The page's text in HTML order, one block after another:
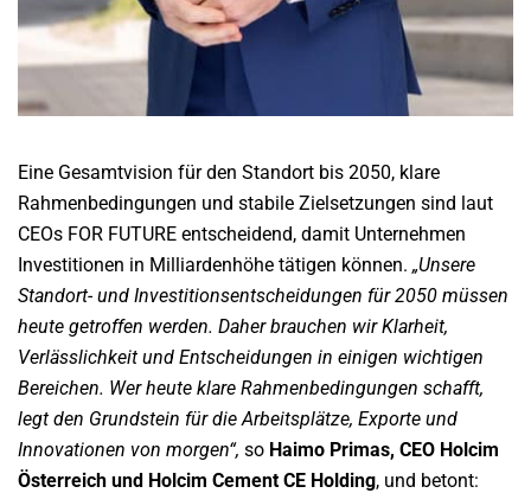
Eine Gesamtvision für den Standort bis 2050, klare
Rahmenbedingungen und stabile Zielsetzungen sind laut
CEOs FOR FUTURE entscheidend, damit Unternehmen
Investitionen in Milliardenhöhe tätigen können. „Unsere
Standort- und Investitionsentscheidungen für 2050 müssen
heute getroffen werden. Daher brauchen wir Klarheit,
Verlässlichkeit und Entscheidungen in einigen wichtigen
Bereichen. Wer heute klare Rahmenbedingungen schafft,
legt den Grundstein für die Arbeitsplätze, Exporte und
Innovationen von morgen“, so Haimo Primas, CEO Holcim
Österreich und Holcim Cement CE Holding, und betont: